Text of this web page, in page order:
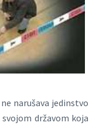
narušava jedinstvo
državom koja